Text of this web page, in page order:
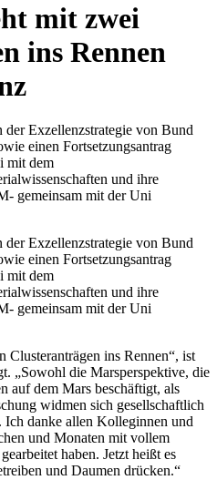
mit zwei
ins Rennen
Exzellenzstrategie von Bund
einen Fortsetzungsantrag
mit dem
und ihre
gemeinsam mit der Uni
Exzellenzstrategie von Bund
einen Fortsetzungsantrag
mit dem
und ihre
gemeinsam mit der Uni
Clusteranträgen ins Rennen“, ist
„Sowohl die Marsperspektive, die
auf dem Mars beschäftigt, als
widmen sich gesellschaftlich
Ich danke allen Kolleginnen und
und Monaten mit vollem
haben. Jetzt heißt es
und Daumen drücken.“